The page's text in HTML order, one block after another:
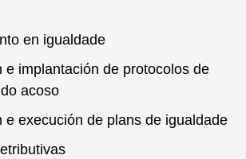
en igualdade
e implantación de protocolos de
acoso
e execución de plans de igualdade